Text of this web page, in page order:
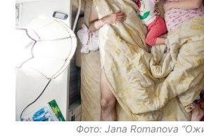
Фото: Jana Romanova